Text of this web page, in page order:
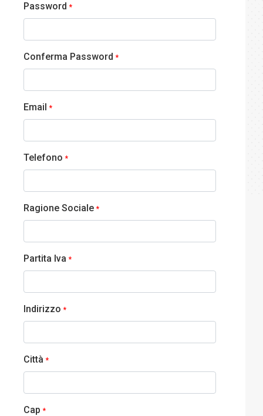
Password *
Conferma Password *
Email *
Telefono *
Ragione Sociale *
Partita Iva *
Indirizzo *
Città *
Cap *